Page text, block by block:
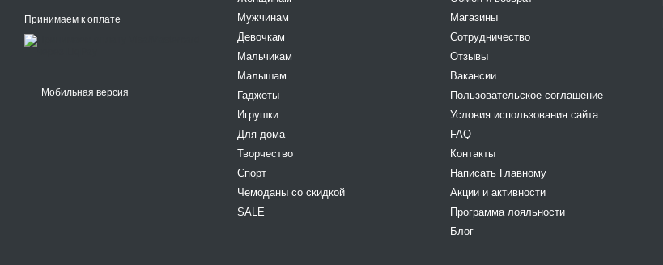
Принимаем к оплате
Мобильная версия
Мужчинам
Девочкам
Мальчикам
Малышам
Гаджеты
Игрушки
Для дома
Творчество
Спорт
Чемоданы со скидкой
SALE
Магазины
Сотрудничество
Отзывы
Вакансии
Пользовательское соглашение
Условия использования сайта
FAQ
Контакты
Написать Главному
Акции и активности
Программа лояльности
Блог